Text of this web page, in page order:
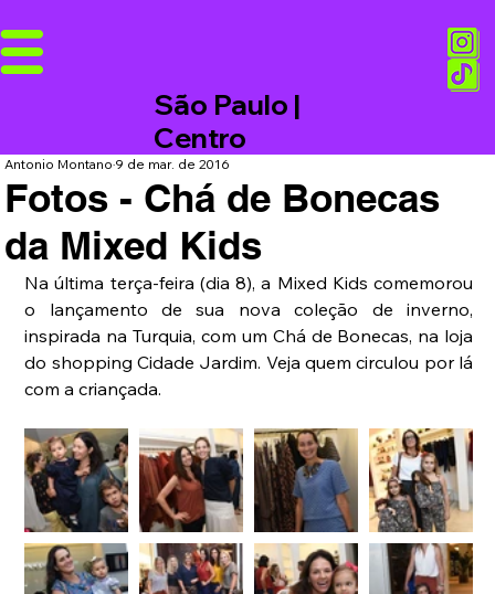
São Paulo |
Centro
Fotos - Chá de Bonecas
da Mixed Kids
Antonio Montano9 de mar. de 2016
Na última terça-feira (dia 8), a Mixed Kids comemorou
o lançamento de sua nova coleção de inverno,
inspirada na Turquia, com um Chá de Bonecas, na loja
do shopping Cidade Jardim. Veja quem circulou por lá
com a criançada.